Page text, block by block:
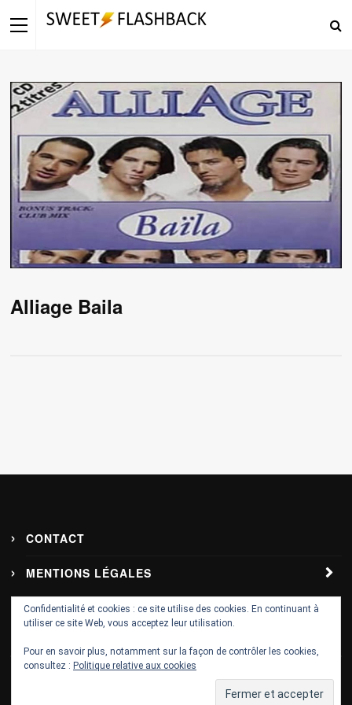
Alliage Baila
CONTACT
MENTIONS LÉGALES
Politique de confidentialité – RGPD
Confidentialité et cookies : ce site utilise des cookies. En continuant à
utiliser ce site Web, vous acceptez leur utilisation.
Pour en savoir plus, notamment sur la façon de contrôler les cookies,
consultez : Politique relative aux cookies
© 2017 sweet-flashback.com. Designed & Developed bycom-webmarket.fr